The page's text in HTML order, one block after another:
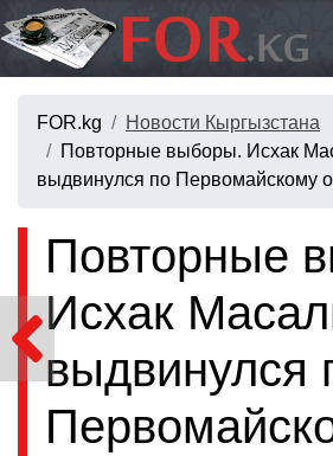
FOR.kg
Новости Кыргызстана
Повторные выборы. Исхак
выдвинулся по Первомайскому
Повторные
Исхак
выдвинулся